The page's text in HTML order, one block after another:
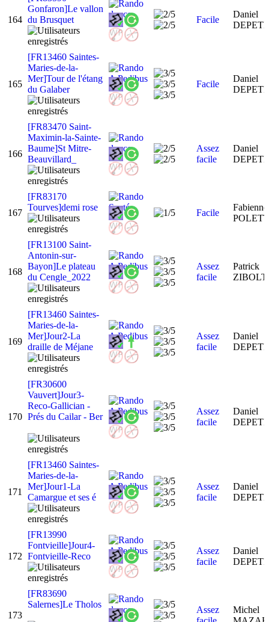
164
Gonfaron]Le vallon
du Brusquet
Facile
Daniel
165
[FR13460 Saintes-
Maries-de-la-
Mer]Tour de l'étang
du Galaber
Facile
Daniel
166
[FR83470 Saint-
Maximin-la-Sainte-
Baume]St Mitre-
Beauvillard_
Assez
facile
Daniel
167
[FR83170
Tourves]demi rose
Facile
Fabienne
168
[FR13100 Saint-
Antonin-sur-
Bayon]Le plateau
du Cengle_2022
Assez
facile
Patrick
169
[FR13460 Saintes-
Maries-de-la-
Mer]Jour2-La
draille de Méjane
Assez
facile
Daniel
170
[FR30600
Vauvert]Jour3-
Reco-Gallician -
Prés du Cailar - Ber
Assez
facile
Daniel
171
[FR13460 Saintes-
Maries-de-la-
Mer]Jour1-La
Camargue et ses é
Assez
facile
Daniel
172
[FR13990
Fontvieille]Jour4-
Fontvieille-Reco
Assez
facile
Daniel
173
[FR83690
Salernes]Le Tholos
Assez
Michel